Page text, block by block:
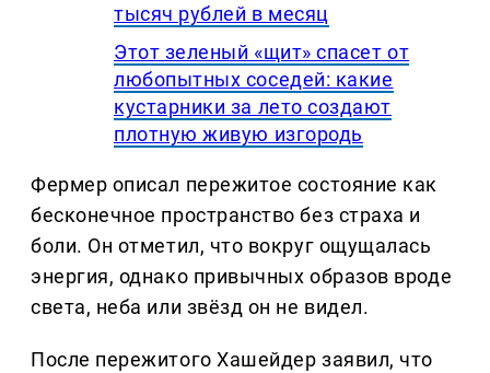
тысяч рублей в месяц
Этот зеленый «щит» спасет от
любопытных соседей: какие
кустарники за лето создают
плотную живую изгородь
Фермер описал пережитое состояние как
бесконечное пространство без страха и
боли. Он отметил, что вокруг ощущалась
энергия, однако привычных образов вроде
света, неба или звёзд он не видел.
После пережитого Хашейдер заявил, что